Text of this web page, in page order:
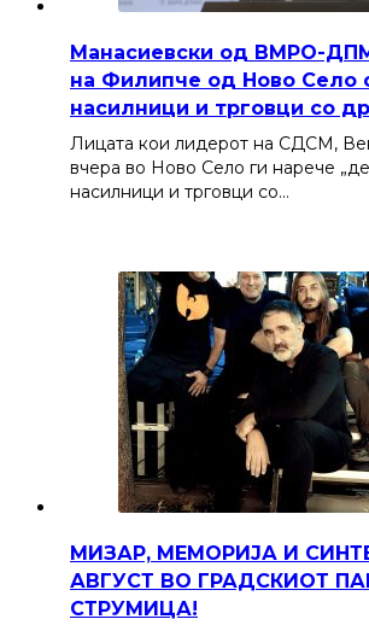
Манасиевски од ВМРО-
на Филипче од Ново Село
насилници и трговци со
Лицата кои лидерот на СДСМ,
вчера во Ново Село ги нарече
насилници и трговци со…
МИЗАР, МЕМОРИЈА И
АВГУСТ ВО ГРАДСКИОТ
СТРУМИЦА!